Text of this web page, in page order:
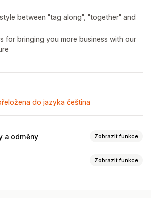
between "tag along", "together" and
for bringing you more business with our
do jazyka čeština
a odměny Zobrazit funkce
nabízet
Zobrazit funkce